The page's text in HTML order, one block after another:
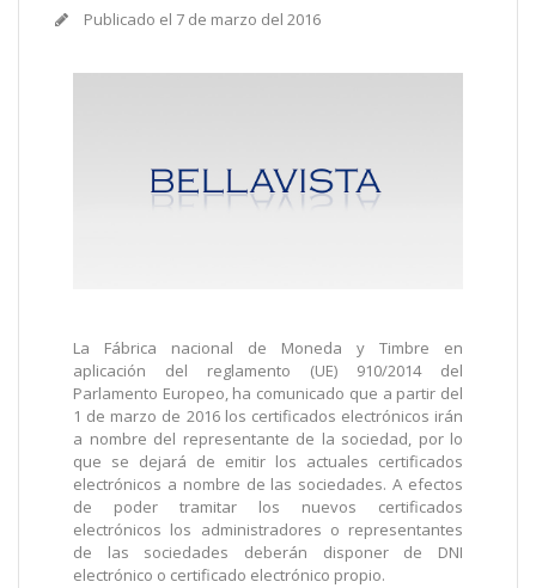
Publicado el 7 de marzo del 2016
La Fábrica nacional de Moneda y Timbre en
aplicación del reglamento (UE) 910/2014 del
Parlamento Europeo, ha comunicado que a partir del
1 de marzo de 2016 los certificados electrónicos irán
a nombre del representante de la sociedad, por lo
que se dejará de emitir los actuales certificados
electrónicos a nombre de las sociedades. A efectos
de poder tramitar los nuevos certificados
electrónicos los administradores o representantes
de las sociedades deberán disponer de DNI
electrónico o certificado electrónico propio.